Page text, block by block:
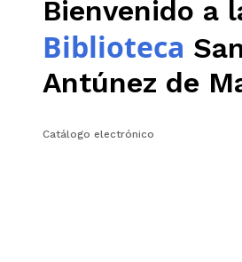
Aula Virtual
Bienvenido a
Biblioteca
Antúnez de
Catálogo electrónico